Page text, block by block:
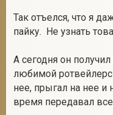
Так отъелся, что я
пайку. Не узнать
А сегодня он
любимой
нее, прыгал на нее
время передавал